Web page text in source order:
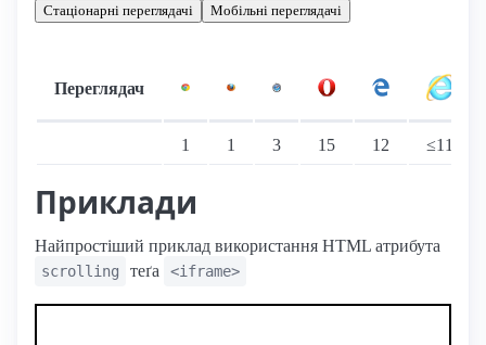
Стаціонарні переглядачі Мобільні переглядачі
Переглядач
1 1 3 15 12 ≤11
Приклади
Найпростіший приклад використання HTML атрибута
scrolling теґа <iframe>